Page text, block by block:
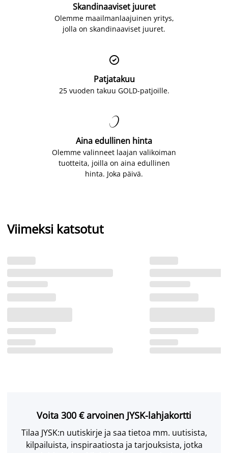
Skandinaaviset juuret
Olemme maailmanlaajuinen yritys,
jolla on skandinaaviset juuret.

Patjatakuu
25 vuoden takuu GOLD-patjoille.

Aina edullinen hinta
Olemme valinneet laajan valikoiman
tuotteita, joilla on aina edullinen
hinta. Joka päivä.
Viimeksi katsotut
Voita 300 € arvoinen JYSK-lahjakortti
Tilaa JYSK:n uutiskirje ja saa tietoa mm. uutisista,
kilpailuista, inspiraatiosta ja tarjouksista, jotka